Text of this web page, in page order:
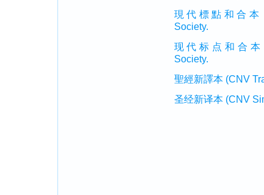
現代標點和合本
Society.
现代标点和合本
Society.
聖經新譯本 (CNV
圣经新译本 (CNV